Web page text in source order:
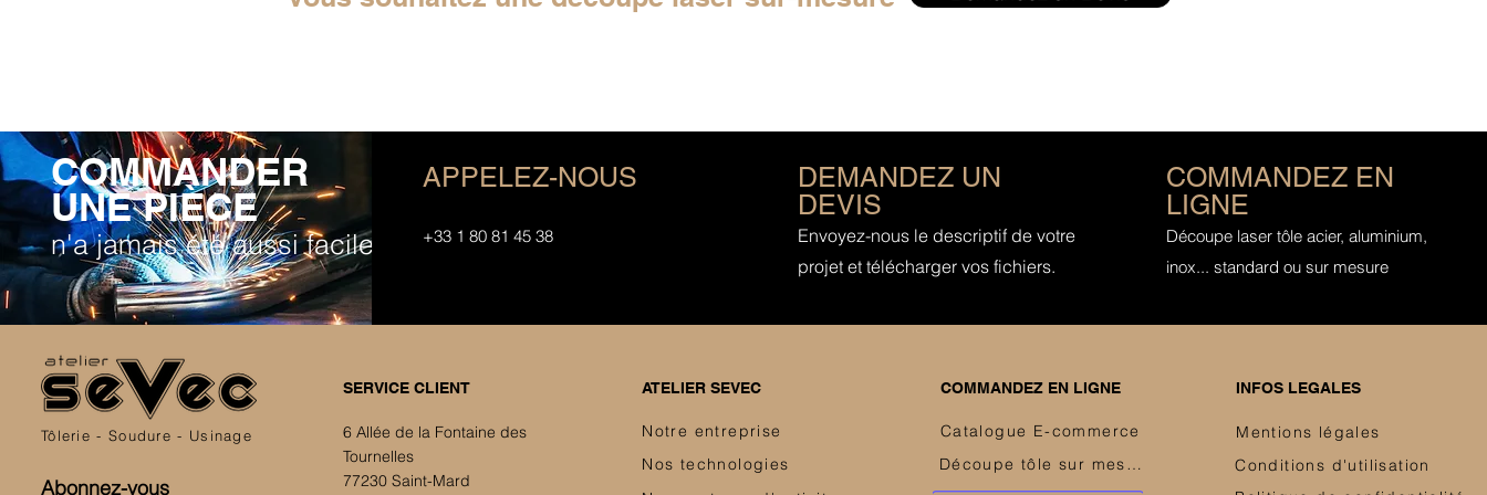
COMMANDER
UNE PIÈCE
n'a jamais été aussi facile
APPELEZ-NOUS
+33 1 80 81 45 38
DEMANDEZ UN
DEVIS
Envoyez-nous le descriptif de votre
projet et télécharger vos fichiers.
COMMANDEZ EN
LIGNE
Découpe laser tôle acier, aluminium,
inox... standard ou sur mesure
Tôlerie - Soudure - Usinage
Abonnez-vous
SERVICE CLIENT
6 Allée de la Fontaine des
Tournelles
77230 Saint-Mard
ATELIER SEVEC
Notre entreprise
Nos technologies
COMMANDEZ EN LIGNE
Catalogue E-commerce
Découpe tôle sur mesure
INFOS LEGALES
Mentions légales
Conditions d'utilisation